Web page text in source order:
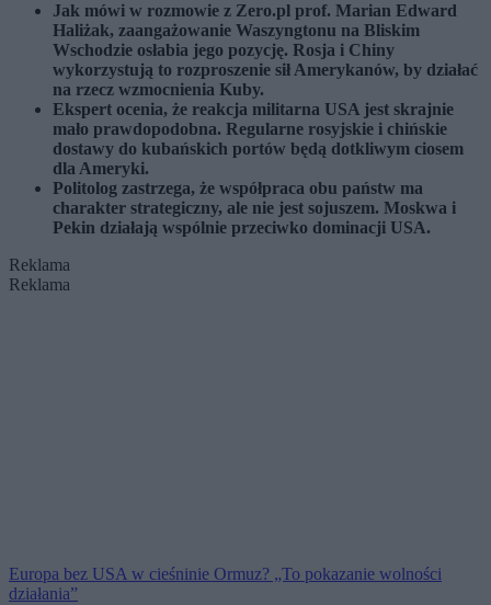
Jak mówi w rozmowie z Zero.pl prof. Marian Edward
Haliżak, zaangażowanie Waszyngtonu na Bliskim
Wschodzie osłabia jego pozycję. Rosja i Chiny
wykorzystują to rozproszenie sił Amerykanów, by działać
na rzecz wzmocnienia Kuby.
Ekspert ocenia, że reakcja militarna USA jest skrajnie
mało prawdopodobna. Regularne rosyjskie i chińskie
dostawy do kubańskich portów będą dotkliwym ciosem
dla Ameryki.
Politolog zastrzega, że współpraca obu państw ma
charakter strategiczny, ale nie jest sojuszem. Moskwa i
Pekin działają wspólnie przeciwko dominacji USA.
Reklama
Reklama
Europa bez USA w cieśninie Ormuz? „To pokazanie wolności
działania”